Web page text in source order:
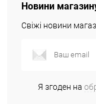
Новини
Свіжі новини
Я згоден на